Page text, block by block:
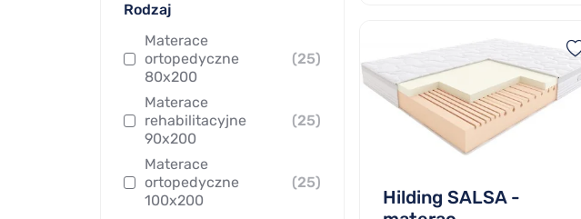
Rodzaj
Materace
ortopedyczne
80x200
(25)
Materace
rehabilitacyjne
90x200
(25)
Materace
ortopedyczne
100x200
(25)
Hilding SALSA -